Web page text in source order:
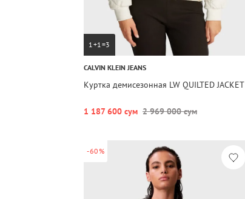
1+1=3
CALVIN KLEIN JEANS
Куртка демисезонная LW QUILTED JACKET
1 187 600 сум 2 969 000 сум
-60%